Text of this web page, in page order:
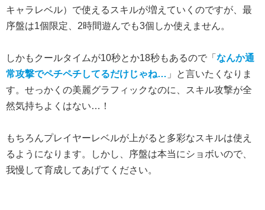
キャラレベル）で使えるスキルが増えていくのですが、最
序盤は1個限定、2時間遊んでも3個しか使えません。
しかもクールタイムが10秒とか18秒もあるので「 なんか通
常攻撃でペチペチしてるだけじゃね… 」と言いたくなりま
す。せっかくの美麗グラフィックなのに、スキル攻撃が全
然気持ちよくはない…！
もちろんプレイヤーレベルが上がると多彩なスキルは使え
るようになります。しかし、序盤は本当にショボいので、
我慢して育成してあげてください。